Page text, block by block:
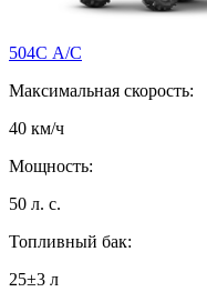
504С A/C
Максимальная скорость:
40 км/ч
Мощность:
50 л. с.
Топливный бак:
25±3 л